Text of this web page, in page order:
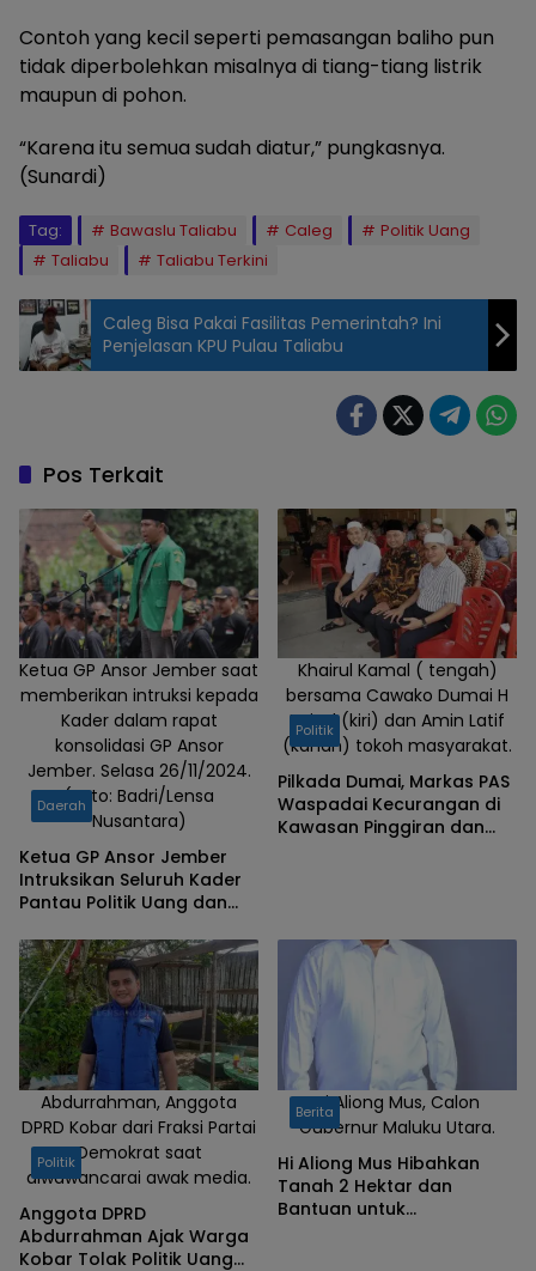
Contoh yang kecil seperti pemasangan baliho pun
tidak diperbolehkan misalnya di tiang-tiang listrik
maupun di pohon.
“Karena itu semua sudah diatur,” pungkasnya.
(Sunardi)
Tag: Bawaslu Taliabu Caleg
Politik Uang
Taliabu
Taliabu Terkini
Caleg Bisa Pakai Fasilitas Pemerintah? Ini
Penjelasan KPU Pulau Taliabu
Pos Terkait
Ketua GP Ansor Jember saat
memberikan intruksi kepada
Kader dalam rapat
konsolidasi GP Ansor
Jember. Selasa 26/11/2024.
(Foto: Badri/Lensa
Nusantara)
Daerah
Ketua GP Ansor Jember
Intruksikan Seluruh Kader
Pantau Politik Uang dan
Khairul Kamal ( tengah)
bersama Cawako Dumai H
Paisal (kiri) dan Amin Latif
(kanan) tokoh masyarakat.
Politik
Pilkada Dumai, Markas PAS
Waspadai Kecurangan di
Kawasan Pinggiran dan
Abdurrahman, Anggota
DPRD Kobar dari Fraksi Partai
Demokrat saat
diwawancarai awak media.
Politik
Anggota DPRD
Abdurrahman Ajak Warga
Kobar Tolak Politik Uang
Hi Aliong Mus, Calon
Gubernur Maluku Utara.
Berita
Hi Aliong Mus Hibahkan
Tanah 2 Hektar dan
Bantuan untuk